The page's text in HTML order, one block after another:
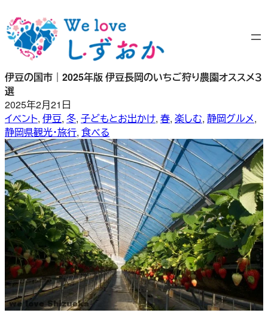
容
を
ッ
プ
伊豆の国市｜2025年版 伊豆長岡のいちご狩り農園オススメ３
選
2025年2月21日
イベント, 伊豆, 冬, 子どもとお出かけ, 春, 楽しむ, 静岡グルメ
静岡県観光・旅行, 食べる